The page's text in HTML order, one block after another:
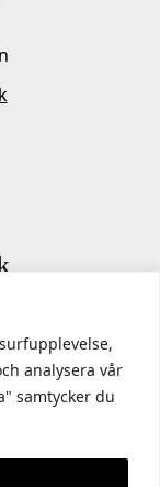
analysera vår
samtycker du